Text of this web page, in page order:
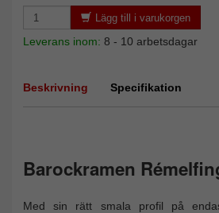
Lägg till i varukorgen
Leverans inom: 8 - 10 arbetsdagar
Beskrivning Specifikation
Barockramen
Med sin rätt smala profil på